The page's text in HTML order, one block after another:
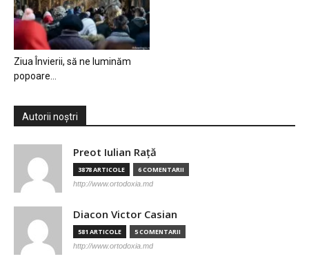
Ziua Învierii, să ne luminăm
popoare…
Autorii noștri
Preot Iulian Raţă
3878 ARTICOLE 6 COMENTARII
http://www.ortodoxia.md
Diacon Victor Casian
581 ARTICOLE 5 COMENTARII
http://www.ortodoxia.md